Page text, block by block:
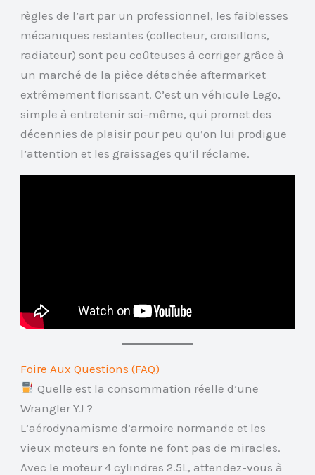
règles de l’art par un professionnel, les faiblesses
mécaniques restantes (collecteur, croisillons,
radiateur) sont peu coûteuses à corriger grâce à
un marché de la pièce détachée aftermarket
extrêmement florissant. C’est un véhicule Lego,
simple à entretenir soi-même, qui promet des
décennies de plaisir pour peu qu’on lui prodigue
l’attention et les graissages qu’il réclame.
Foire Aux Questions (FAQ)
Quelle est la consommation réelle d’une
Wrangler YJ ?
L’aérodynamisme d’armoire normande et les
vieux moteurs en fonte ne font pas de miracles.
Avec le moteur 4 cylindres 2.5L, attendez-vous à